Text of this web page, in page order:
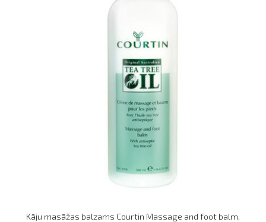
Kāju masāžas balzams Courtin Massage and foot balm,